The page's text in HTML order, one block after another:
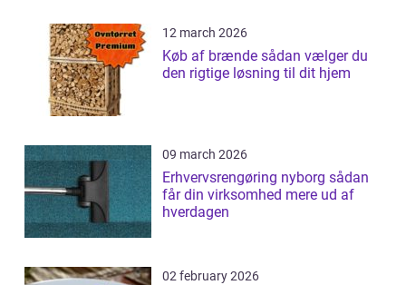
12 march 2026
Køb af brænde sådan vælger du
den rigtige løsning til dit hjem
09 march 2026
Erhvervsrengøring nyborg sådan
får din virksomhed mere ud af
hverdagen
02 february 2026